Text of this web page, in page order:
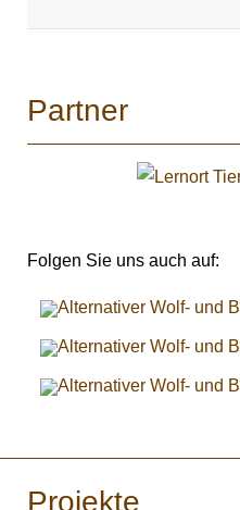
Partner
Folgen Sie uns auch auf:
Projekte